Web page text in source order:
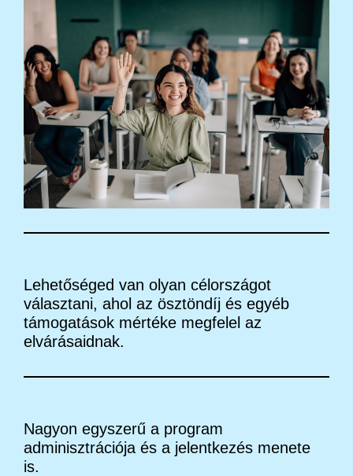
Lehetőséged van olyan célországot
választani, ahol az ösztöndíj és egyéb
támogatások mértéke megfelel az
elvárásaidnak.
Nagyon egyszerű a program
adminisztrációja és a jelentkezés menete
is.